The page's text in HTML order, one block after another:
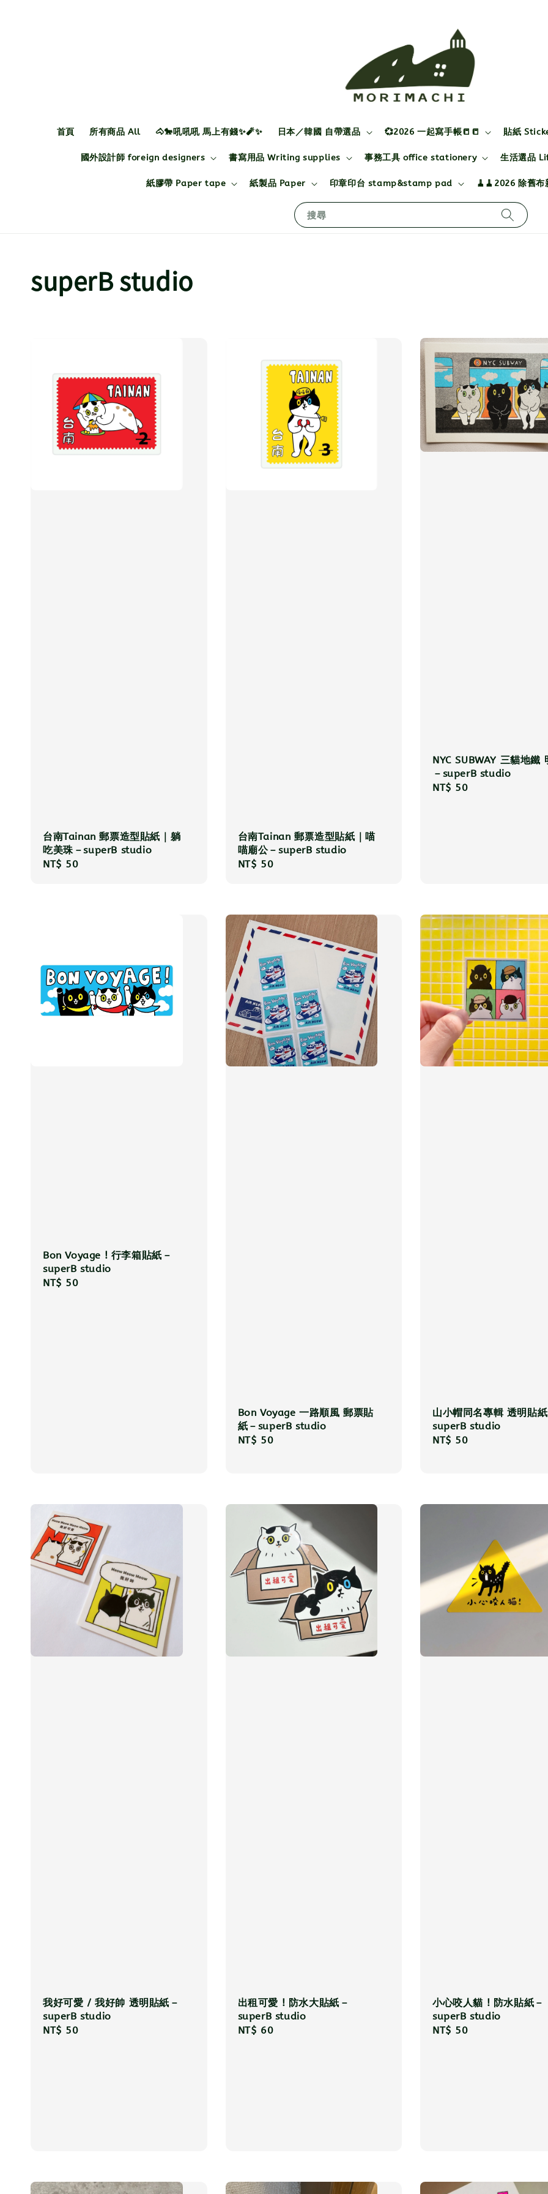
搜尋
首頁 所有商品 All 🐴🐎吼吼吼 馬上有錢✨🧨✨ 日本／韓國 自帶選品 💞2026 一起寫手帳📒📒 貼紙
國外設計師 foreign designers 書寫用品 Writing supplies 事務工具 office stationery 生活選品
紙膠帶 Paper tape 紙製品 Paper 印章印台 stamp&stamp pad 🧹🧹2026 除舊布
superB studio
台南Tainan 郵票造型貼紙｜躺
吃美珠－superB studio
Regular
NT$ 50
台南Tainan 郵票造型貼紙｜喵
喵廟公－superB studio
Regular
NT$ 50
NYC SUBWAY 三貓地鐵
－superB studio
Regular
NT$ 50
Bon Voyage ! 行李箱貼紙－
superB studio
Regular
NT$ 50
Bon Voyage 一路順風 郵票貼
紙－superB studio
Regular
NT$ 50
山小帽同名專輯 透明貼
superB studio
Regular
NT$ 50
我好可愛 / 我好帥 透明貼紙－
superB studio
Regular
NT$ 50
出租可愛 ! 防水大貼紙－
superB studio
Regular
NT$ 60
小心咬人貓 ! 防水貼紙－
superB studio
Regular
NT$ 50